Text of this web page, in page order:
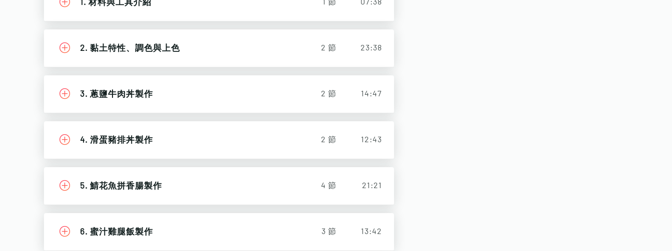
1. 材料與工具介紹 1 節 07:38
2. 黏土特性、調色與上色 2 節 23:38
3. 蔥鹽牛肉丼製作 2 節 14:47
4. 滑蛋豬排丼製作 2 節 12:43
5. 鯖花魚拼香腸製作 4 節 21:21
6. 蜜汁雞腿飯製作 3 節 13:42